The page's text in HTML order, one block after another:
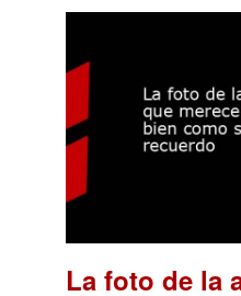
La foto de la